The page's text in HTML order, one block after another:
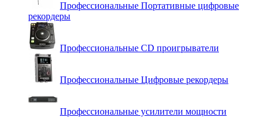
Профессиональные Портативные цифровые
рекордеры
Профессиональные СD проигрыватели
Профессиональные Цифровые рекордеры
Профессиональные усилители мощности